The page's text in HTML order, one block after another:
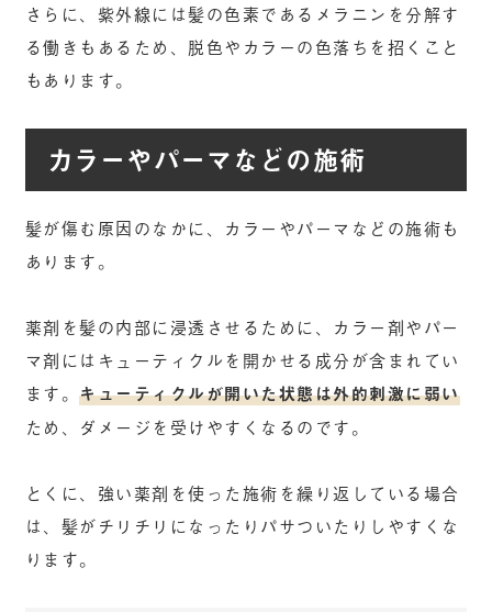
さらに、紫外線には髪の色素であるメラニンを分解す
る働きもあるため、脱色やカラーの色落ちを招くこと
もあります。
カラーやパーマなどの施術
髪が傷む原因のなかに、カラーやパーマなどの施術も
あります。
薬剤を髪の内部に浸透させるために、カラー剤やパー
マ剤にはキューティクルを開かせる成分が含まれてい
ます。キューティクルが開いた状態は外的刺激に弱い
ため、ダメージを受けやすくなるのです。
とくに、強い薬剤を使った施術を繰り返している場合
は、髪がチリチリになったりパサついたりしやすくな
ります。